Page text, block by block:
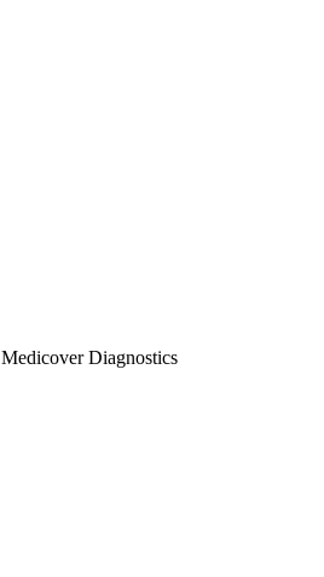
Diagnostics